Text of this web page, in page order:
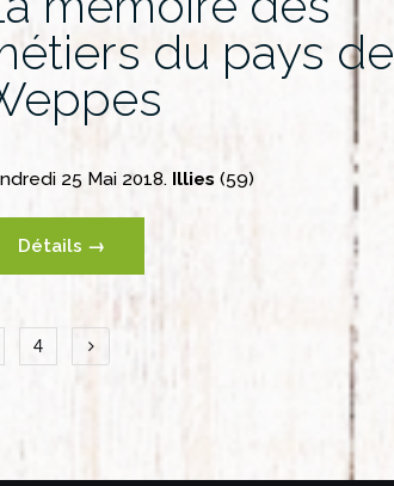
du pays de
25 Mai 2018. Illies (59)
Détails →
4